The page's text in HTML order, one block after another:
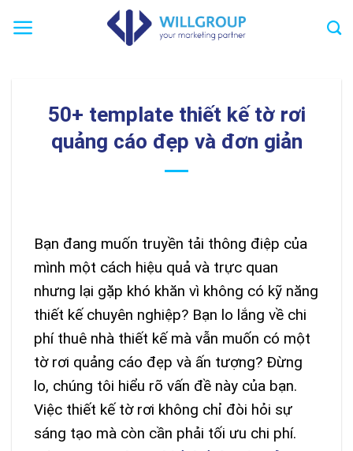
đến
50+ template thiết kế tờ rơi
quảng cáo đẹp và đơn giản
Bạn đang muốn truyền tải thông điệp của
mình một cách hiệu quả và trực quan
nhưng lại gặp khó khăn vì không có kỹ năng
thiết kế chuyên nghiệp? Bạn lo lắng về chi
phí thuê nhà thiết kế mà vẫn muốn có một
tờ rơi quảng cáo đẹp và ấn tượng? Đừng
lo, chúng tôi hiểu rõ vấn đề này của bạn.
Việc thiết kế tờ rơi không chỉ đòi hỏi sự
sáng tạo mà còn cần phải tối ưu chi phí.